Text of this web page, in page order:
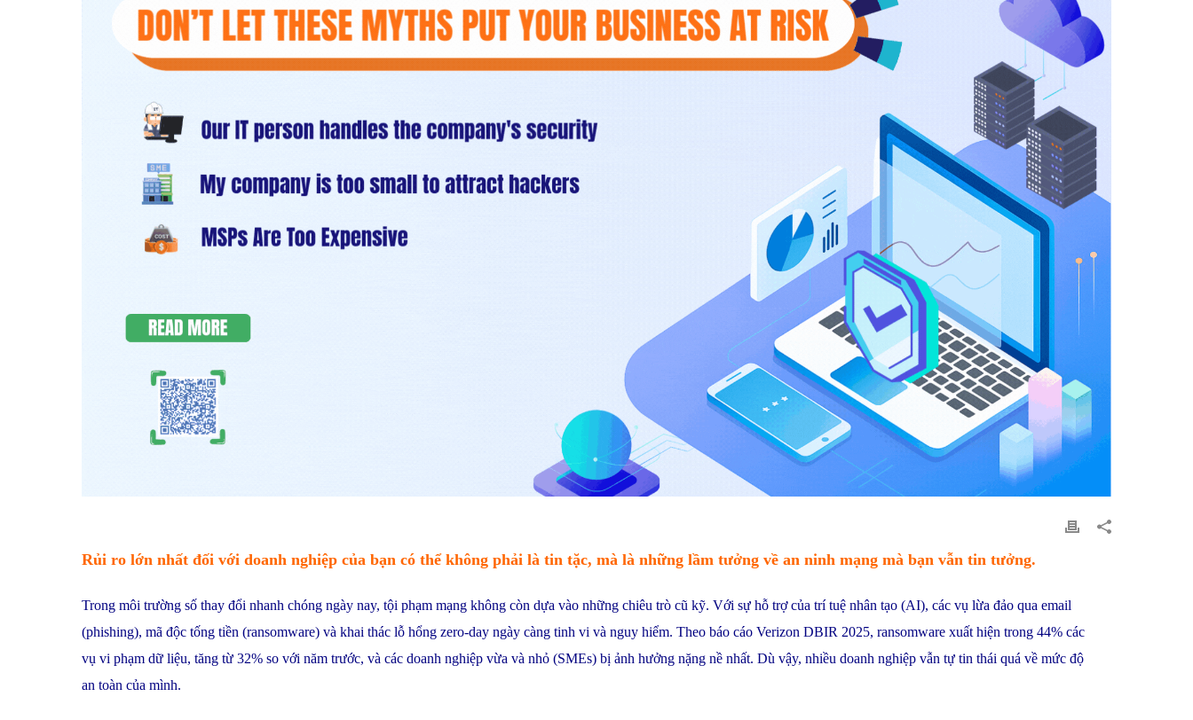
Rủi ro lớn nhất đối với doanh nghiệp của bạn có thể không phải là tin tặc, mà là những lầm tưởng về an ninh mạng mà bạn vẫn tin tưởng.
Trong môi trường số thay đổi nhanh chóng ngày nay, tội phạm mạng không còn dựa vào những chiêu trò cũ kỹ. Với sự hỗ trợ của trí tuệ nhân tạo (AI), các vụ lừa đảo qua email
(phishing), mã độc tống tiền (ransomware) và khai thác lỗ hổng zero-day ngày càng tinh vi và nguy hiểm. Theo báo cáo Verizon DBIR 2025, ransomware xuất hiện trong 44% các
vụ vi phạm dữ liệu, tăng từ 32% so với năm trước, và các doanh nghiệp vừa và nhỏ (SMEs) bị ảnh hưởng nặng nề nhất. Dù vậy, nhiều doanh nghiệp vẫn tự tin thái quá về mức độ
an toàn của mình.